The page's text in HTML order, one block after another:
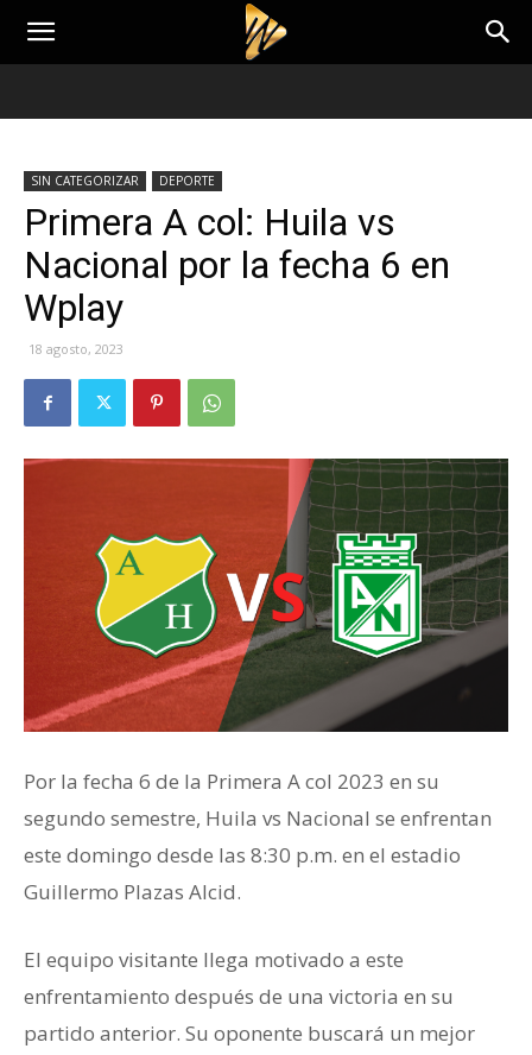
SIN CATEGORIZAR DEPORTE
Primera A col: Huila vs
Nacional por la fecha 6 en
Wplay
18 agosto, 2023
Por la fecha 6 de la Primera A col 2023 en su
segundo semestre, Huila vs Nacional se enfrentan
este domingo desde las 8:30 p.m. en el estadio
Guillermo Plazas Alcid.
El equipo visitante llega motivado a este
enfrentamiento después de una victoria en su
partido anterior. Su oponente buscará un mejor